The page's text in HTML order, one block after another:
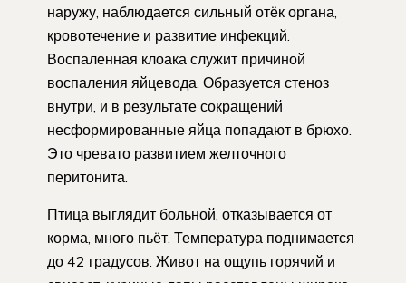
наружу, наблюдается сильный отёк органа,
кровотечение и развитие инфекций.
Воспаленная клоака служит причиной
воспаления яйцевода. Образуется стеноз
внутри, и в результате сокращений
несформированные яйца попадают в брюхо.
Это чревато развитием желточного
перитонита.
Птица выглядит больной, отказывается от
корма, много пьёт. Температура поднимается
до 42 градусов. Живот на ощупь горячий и